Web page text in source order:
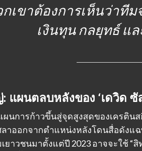
กเขาต้องการเห็นว่าที
เงินทุน กลยุทธ์ แ
แผนตลบหลังของ ‘เดวิด ซั
ผนการก้าวขึ้นสู่จุดสูงสุดของเครติน
ลาออกจากตำแหน่งหลังโดนสื่อดังแ
าวชนมาตั้งแต่ปี 2023 อาจจะใช้ “สิ